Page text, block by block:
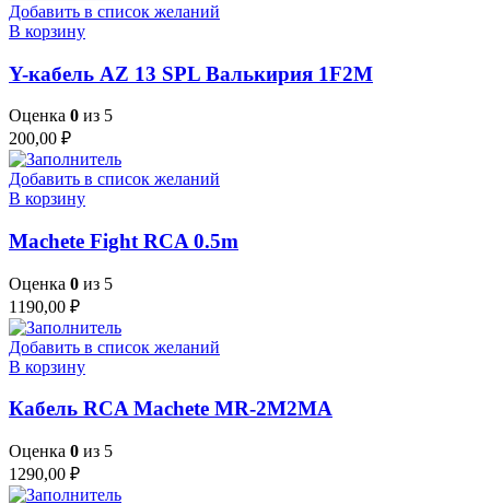
Добавить в список желаний
В корзину
Y-кабель AZ 13 SPL Валькирия 1F2M
Оценка 0 из 5
200,00 ₽
Добавить в список желаний
В корзину
Machete Fight RCA 0.5m
Оценка 0 из 5
1190,00 ₽
Добавить в список желаний
В корзину
Кабель RCA Machete MR-2M2MA
Оценка 0 из 5
1290,00 ₽